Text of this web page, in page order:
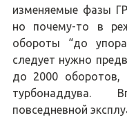
изменяемые фазы
но почему-то в
обороты “до
следует нужно
до 2000
турбонаддува.
повседневной